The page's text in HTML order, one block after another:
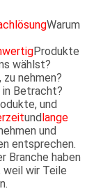
Warum
Produkte
wählst?
nehmen?
in Betracht?
und
undlange
und
entsprechen.
Branche haben
weil wir Teile